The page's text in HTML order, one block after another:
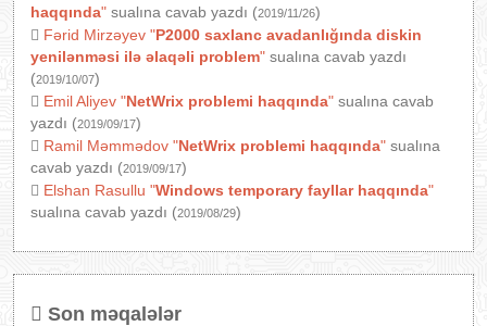
haqqında" sualına cavab yazdı (2019/11/26)
Fərid Mirzəyev "P2000 saxlanc avadanlığında diskin
yenilənməsi ilə əlaqəli problem" sualına cavab yazdı
(2019/10/07)
Emil Aliyev "NetWrix problemi haqqında" sualına cavab
yazdı (2019/09/17)
Ramil Məmmədov "NetWrix problemi haqqında" sualına
cavab yazdı (2019/09/17)
Elshan Rasullu "Windows temporary fayllar haqqında"
sualına cavab yazdı (2019/08/29)
Son məqalələr